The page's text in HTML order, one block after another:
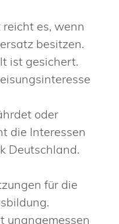
es, wenn
besitzen.
ist gesichert.
oder
die Interessen
Deutschland.
für die
unangemessen